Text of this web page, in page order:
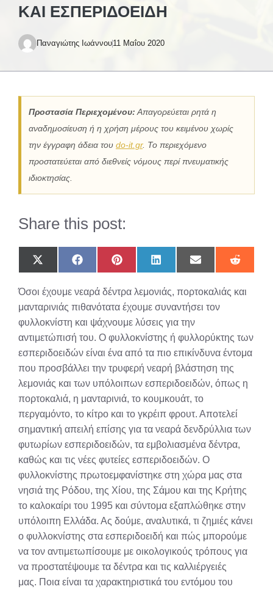
ΚΑΙ ΕΣΠΕΡΙΔΟΕΙΔΉ
Παναγιώτης Ιωάννου11 Μαΐου 2020
Προστασία Περιεχομένου: Απαγορεύεται ρητά η
αναδημοσίευση ή η χρήση μέρους του κειμένου χωρίς
την έγγραφη άδεια του do-it.gr. Το περιεχόμενο
προστατεύεται από διεθνείς νόμους περί πνευματικής
ιδιοκτησίας.
Share this post:
Share
on
(Twitter)
Share
on
Share
on
Share
on
Share
on
Share
on
Όσοι έχουμε νεαρά δέντρα λεμονιάς, πορτοκαλιάς και
μανταρινιάς πιθανότατα έχουμε συναντήσει τον
φυλλοκνίστη και ψάχνουμε λύσεις για την
αντιμετώπισή του. Ο φυλλοκνίστης ή φυλλορύκτης των
εσπεριδοειδών είναι ένα από τα πιο επικίνδυνα έντομα
που προσβάλλει την τρυφερή νεαρή βλάστηση της
λεμονιάς και των υπόλοιπων εσπεριδοειδών, όπως η
πορτοκαλιά, η μανταρινιά, το κουμκουάτ, το
περγαμόντο, το κίτρο και το γκρέιπ φρουτ. Αποτελεί
σημαντική απειλή επίσης για τα νεαρά δενδρύλλια των
φυτωρίων εσπεριδοειδών, τα εμβολιασμένα δέντρα,
καθώς και τις νέες φυτείες εσπεριδοειδών. Ο
φυλλοκνίστης πρωτοεμφανίστηκε στη χώρα μας στα
νησιά της Ρόδου, της Χίου, της Σάμου και της Κρήτης
το καλοκαίρι του 1995 και σύντομα εξαπλώθηκε στην
υπόλοιπη Ελλάδα. Ας δούμε, αναλυτικά, τι ζημιές κάνει
ο φυλλοκνίστης στα εσπεριδοειδή και πώς μπορούμε
να τον αντιμετωπίσουμε με οικολογικούς τρόπους για
να προστατέψουμε τα δέντρα και τις καλλιέργειές
μας. Ποια είναι τα χαρακτηριστικά του εντόμου του